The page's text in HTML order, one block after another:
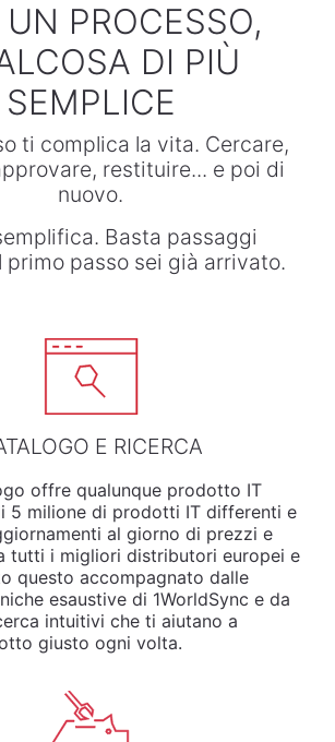
PROCESSO,
DI PIÙ
SEMPLICE
ti complica la vita. Cercare,
restituire... e poi di
nuovo.
Basta passaggi
passo sei già arrivato.
E RICERCA
offre qualunque prodotto IT
5 milione di prodotti IT differenti e
al giorno di prezzi e
tutti i migliori distributori europei e
questo accompagnato dalle
esaustive di 1WorldSync e da
intuitivi che ti aiutano a
giusto ogni volta.